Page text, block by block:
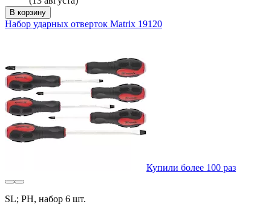
В корзину
Набор ударных отверток Matrix 19120
Купили более 100 раз
SL; PH, набор 6 шт.